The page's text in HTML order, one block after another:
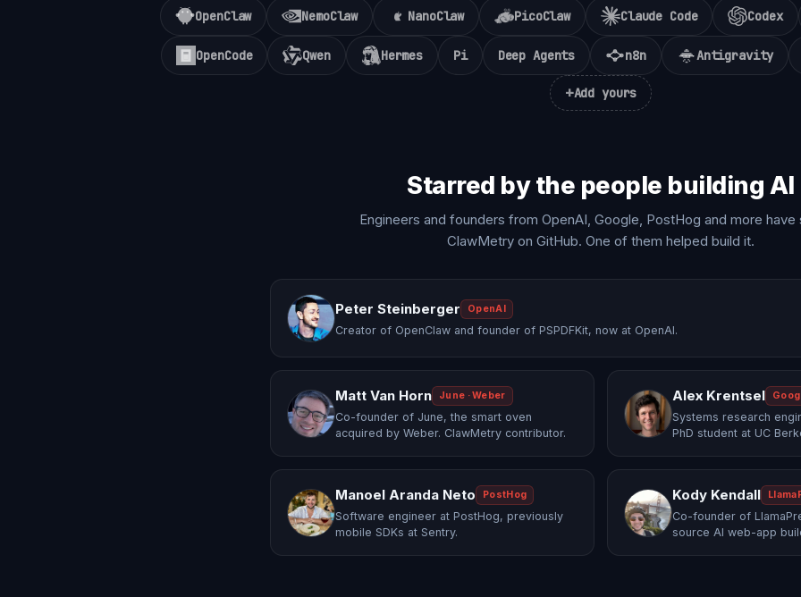
OpenClaw NemoClaw NanoClaw PicoClaw Claude Code Codex
OpenCode Qwen Hermes Pi Deep Agents n8n Antigravity
+Add yours
Starred by the people building AI
Engineers and founders from OpenAI, Google, PostHog and more have
ClawMetry on GitHub. One of them helped build it.
Peter Steinberger OpenAI
Creator of OpenClaw and founder of PSPDFKit, now at OpenAI.
Matt Van Horn June · Weber
Co-founder of June, the smart oven
acquired by Weber. ClawMetry contributor.
Alex Krentsel
Systems research
PhD student at UC
Manoel Aranda Neto PostHog
Software engineer at PostHog, previously
mobile SDKs at Sentry.
Kody Kendall
Co-founder of
source AI web-app